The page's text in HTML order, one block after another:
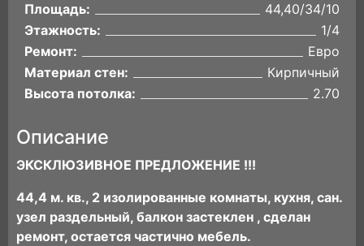
Площадь:
44,40/34/10
Этажность:
1/4
Ремонт:
Евро
Материал стен:
Кирпичный
Высота потолка:
2.70
Описание
ЭКСКЛЮЗИВНОЕ ПРЕДЛОЖЕНИЕ !!!
44,4 м. кв., 2 изолированные комнаты, кухня, сан.
узел раздельный, балкон застеклен , сделан
ремонт, остается частично мебель.